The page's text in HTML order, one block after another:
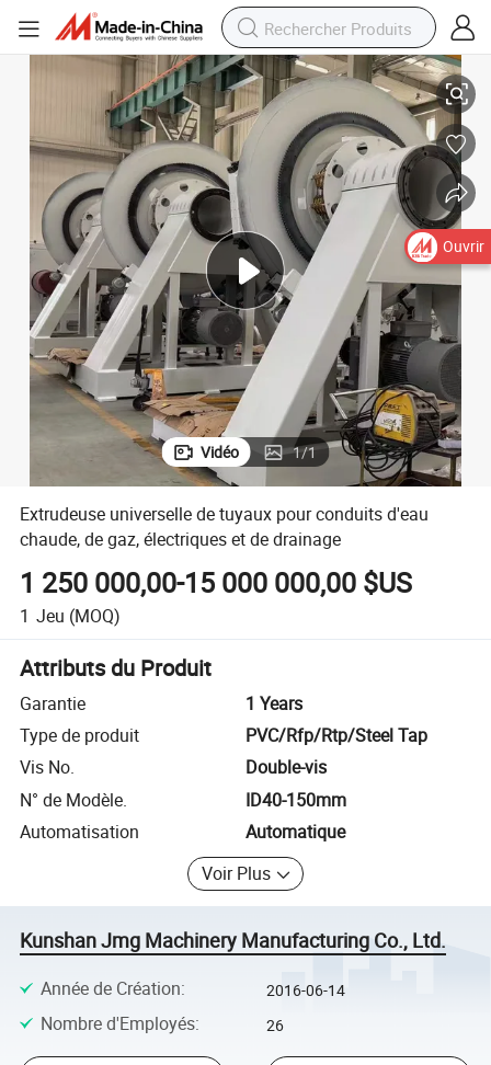
électriques et de drainage
Extrudeuse universelle de tuyaux pour conduits d&#039;eau chaude, de
Vidéo 1/1
Extrudeuse universelle de tuyaux pour conduits d'eau
chaude, de gaz, électriques et de drainage
1 250 000,00-15 000 000,00 $US
1 Jeu (MOQ)
Attributs du Produit
Garantie
1 Years
Type de produit
PVC/Rfp/Rtp/Steel Tap
Vis No.
Double-vis
N° de Modèle.
ID40-150mm
Automatisation
Automatique
Voir Plus
Kunshan Jmg Machinery Manufacturing Co., Ltd.
Année de Création: 2016-06-14
Nombre d'Employés: 26
Ouvrir